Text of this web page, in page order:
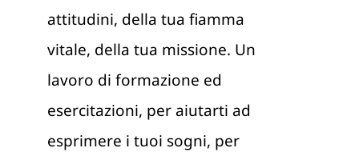
attitudini, della tua fiamma
vitale, della tua missione. Un
lavoro di formazione ed
esercitazioni, per aiutarti ad
esprimere i tuoi sogni, per